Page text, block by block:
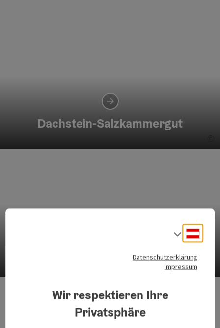
Dachstein-Salzkammergut
Der HallstätterseeDatenschutzerklärung
Impressum
Wir respektieren Ihre
Privatsphäre